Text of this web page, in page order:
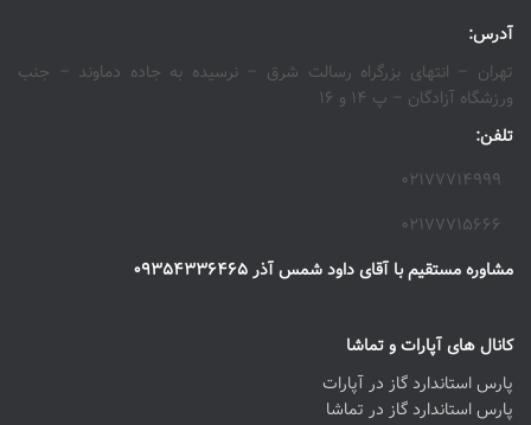
آدرس:
تهران – انتهای بزرگراه رسالت شرق – نرسیده به جاده دماوند – جنب
ورزشگاه آزادگان – پ ۱۴ و ۱۶
تلفن:
۰۲۱۷۷۷۱۴۹۹۹
۰۲۱۷۷۷۱۵۶۶۶
مشاوره مستقیم با آقای داود شمس آذر ۰۹۳۵۴۳۳۶۴۶۵
کانال های آپارات و تماشا
پارس استاندارد گاز در آپارات
پارس استاندارد گاز در تماشا